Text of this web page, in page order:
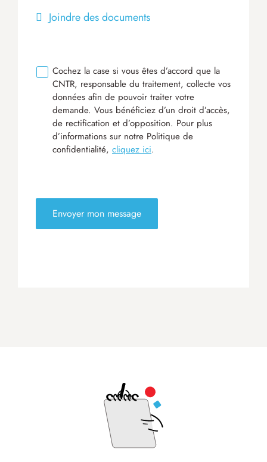
Joindre des documents
Cochez la case si vous êtes d’accord que la
CNTR, responsable du traitement, collecte vos
données afin de pouvoir traiter votre
demande. Vous bénéficiez d’un droit d’accès,
de rectification et d’opposition. Pour plus
d’informations sur notre Politique de
confidentialité, cliquez ici.